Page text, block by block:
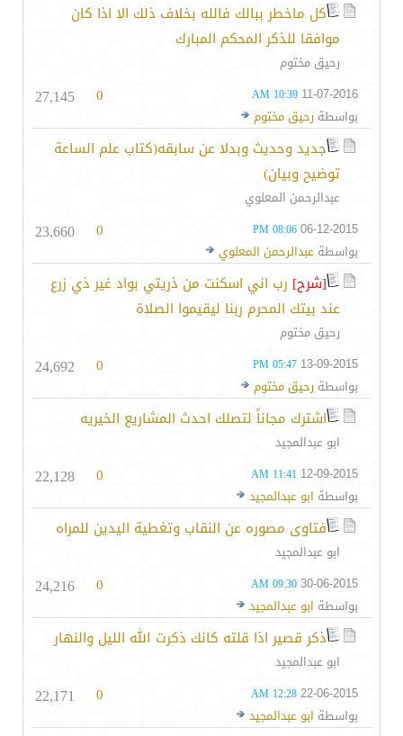
كل ماخطر ببالك فالله بخلاف ذلك الا اذا كان
موافقا للذكر المحكم المبارك
رحيق مختوم
11-07-2016
10:39 AM
بواسطة رحيق مختوم
0
27,145
جديد وحديث وبدلا عن سابقه(كتاب علم الساعة
توضيح وبيان)
عبدالرحمن المعلوي
06-12-2015
08:06 PM
بواسطة عبدالرحمن المعلوي
0
23,660
[شرح] رب اني اسكنت من ذريتي بواد غير ذي زرع
عند بيتك المحرم ربنا ليقيموا الصلاة
رحيق مختوم
13-09-2015
05:47 PM
بواسطة رحيق مختوم
0
24,692
اشترك مجاناً لتصلك احدث المشاريع الخيريه
ابو عبدالمجيد
12-09-2015
11:41 AM
بواسطة ابو عبدالمجيد
0
22,128
فتاوى مصوره عن النقاب وتغطية اليدين للمراه
ابو عبدالمجيد
30-06-2015
09:30 AM
بواسطة ابو عبدالمجيد
0
24,216
ذكر قصير اذا قلته كانك ذكرت الله الليل والنهار
ابو عبدالمجيد
22-06-2015
12:28 AM
بواسطة ابو عبدالمجيد
0
22,171